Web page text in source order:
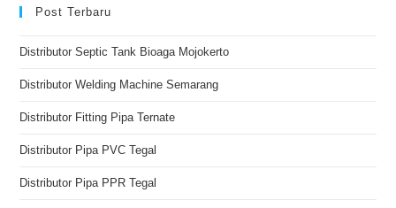
Post Terbaru
Distributor Septic Tank Bioaga Mojokerto
Distributor Welding Machine Semarang
Distributor Fitting Pipa Ternate
Distributor Pipa PVC Tegal
Distributor Pipa PPR Tegal